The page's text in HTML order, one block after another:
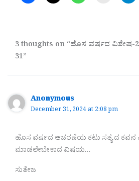
3 thoughts on “ಹೊಸ ವರ್ಷದ
31”
Anonymous
December 31, 2024 at 2:08 pm
ಹೊಸ ವರ್ಷದ ಆಚರಣೆಯ ಕಟು ಸತ್ಯ ದ ಕವನ
ಮಾಡಲೇಬೇಕಾದ ವಿಷಯ…
ಸುತೇಜ